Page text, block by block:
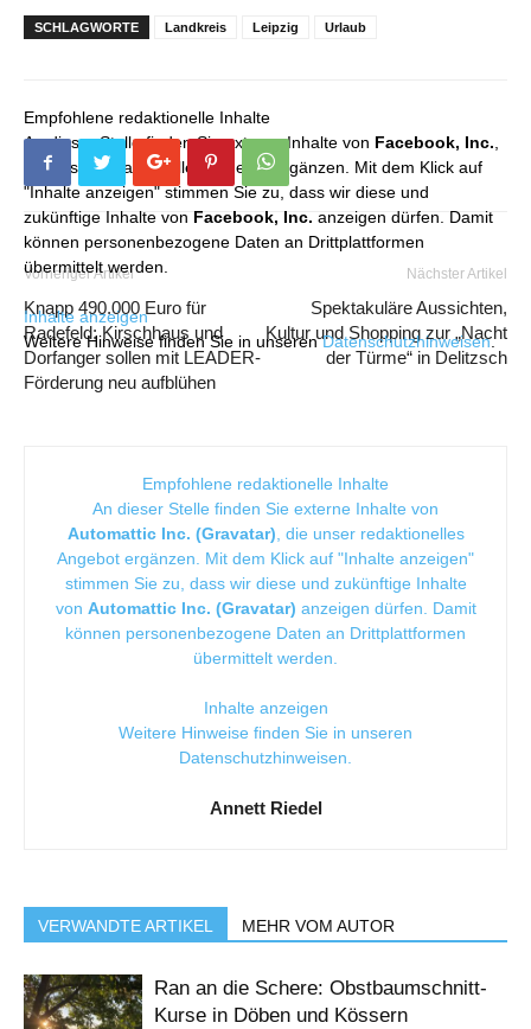
SCHLAGWORTE Landkreis Leipzig Urlaub
Empfohlene redaktionelle Inhalte
An dieser Stelle finden Sie externe Inhalte von Facebook, Inc.
die unser redaktionelles Angebot ergänzen. Mit dem Klick auf
"Inhalte anzeigen" stimmen Sie zu, dass wir diese und
zukünftige Inhalte von Facebook, Inc. anzeigen dürfen. Damit
können personenbezogene Daten an Drittplattformen
übermittelt werden.
Inhalte anzeigen
Weitere Hinweise finden Sie in unserenDatenschutzhinweisen.
Vorheriger Artikel
Knapp 490.000 Euro für
Radefeld: Kirschhaus und
Dorfanger sollen mit LEADER-
Förderung neu aufblühen
Nächster Artikel
Spektakuläre Aussichten,
Kultur und Shopping zur „Nacht
der Türme“ in Delitzsch
Empfohlene redaktionelle Inhalte
An dieser Stelle finden Sie externe Inhalte von
Automattic Inc. (Gravatar) , die unser redaktionelles
Angebot ergänzen. Mit dem Klick auf "Inhalte anzeigen"
stimmen Sie zu, dass wir diese und zukünftige Inhalte
von Automattic Inc. (Gravatar) anzeigen dürfen. Damit
können personenbezogene Daten an Drittplattformen
übermittelt werden.
Inhalte anzeigen
Weitere Hinweise finden Sie in unseren
Datenschutzhinweisen
Annett Riedel
VERWANDTE ARTIKEL MEHR VOM AUTOR
Ran an die Schere: Obstbaumschnitt-
Kurse in Döben und Kössern